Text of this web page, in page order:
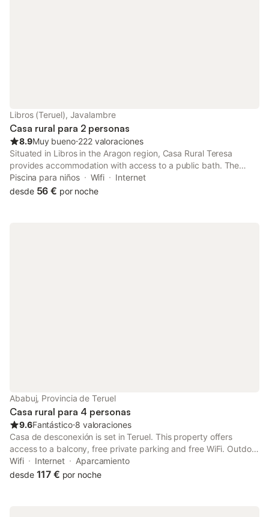
Libros (Teruel), Javalambre
Casa rural para 2 personas
8.9Muy bueno⋅222 valoraciones
Situated in Libros in the Aragon region, Casa Rural Teresa
provides accommodation with access to a public bath. The
property has mountain and river views. Extra facilities include a
business centre, meeting rooms, a tour desk and
Piscina para niños Wifi
Internet
desde 56 € por noche
Ababuj, Provincia de Teruel
Casa rural para 4 personas
9.6Fantástico⋅8 valoraciones
Casa de desconexión is set in Teruel. This property offers
access to a balcony, free private parking and free WiFi. Outdoor
seating is also available at the chalet.
Wifi Internet
Aparcamiento
desde 117 € por noche